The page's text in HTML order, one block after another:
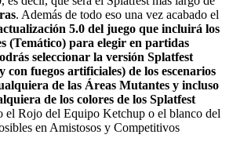
. Además de todo eso una vez acabado el
5.0 del juego que incluirá los
(Temático) para elegir en partidas
seleccionar la versión Splatfest
con fuegos artificiales) de los escenarios
de las Áreas Mutantes y incluso
de los colores de los Splatfest
el Rojo del Equipo Ketchup o el blanco del
en Amistosos y Competitivos